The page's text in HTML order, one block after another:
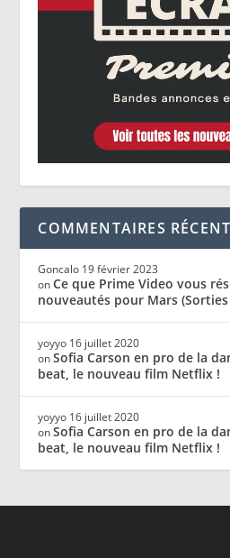
COMMENTAIRES
Goncalo 19 février 2023
onCe que Prime Video vous
nouveautés pour Mars (Sorties
yoyyo 16 juillet 2020
onSofia Carson en pro de la
beat, le nouveau film Netflix !
yoyyo 16 juillet 2020
onSofia Carson en pro de la
beat, le nouveau film Netflix !